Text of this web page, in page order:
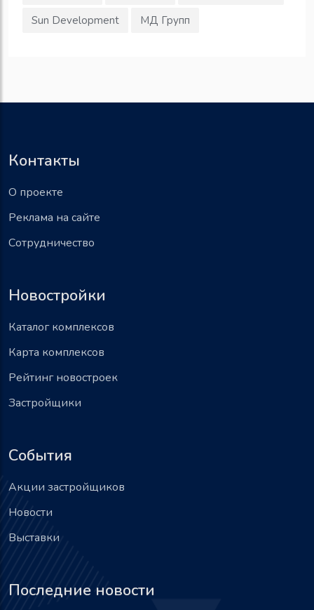
Sun Development
МД Групп
Контакты
О проекте
Реклама на сайте
Сотрудничество
Новостройки
Каталог комплексов
Карта комплексов
Рейтинг новостроек
Застройщики
События
Акции застройщиков
Новости
Выставки
Последние новости